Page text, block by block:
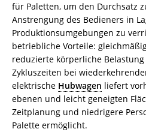
für Paletten, um den Durchsatz
Anstrengung des Bedieners in
Produktionsumgebungen zu
betriebliche Vorteile:
reduzierte körperliche
Zykluszeiten bei
elektrische Hubwagen liefert
ebenen und leicht geneigten
Zeitplanung und niedrigere
Palette ermöglicht.